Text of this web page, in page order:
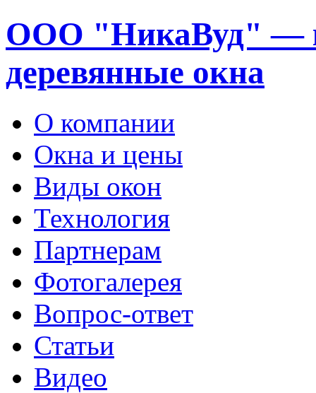
ООО "НикаВуд" —
деревянные окна
О компании
Окна и цены
Виды окон
Технология
Партнерам
Фотогалерея
Вопрос-ответ
Статьи
Видео